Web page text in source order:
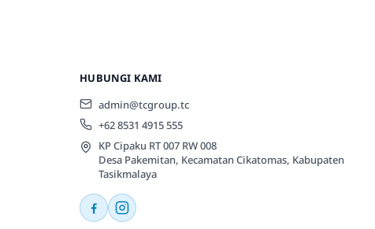
HUBUNGI KAMI
admin@tcgroup.tc
+62 8531 4915 555
KP Cipaku RT 007 RW 008
Desa Pakemitan, Kecamatan Cikatomas, Kabupaten
Tasikmalaya